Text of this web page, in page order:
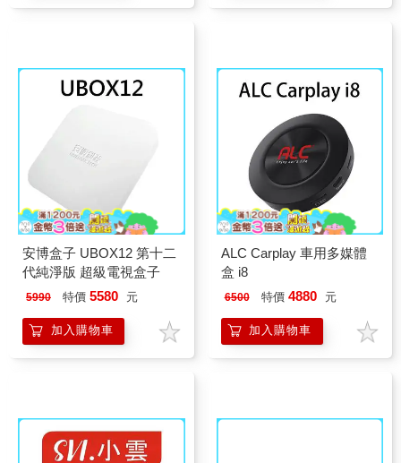
安博盒子 UBOX12 第十二
代純淨版 超級電視盒子
5990 特價 5580 元
加入購物車
ALC Carplay 車用多媒體
盒 i8
6500 特價 4880 元
加入購物車